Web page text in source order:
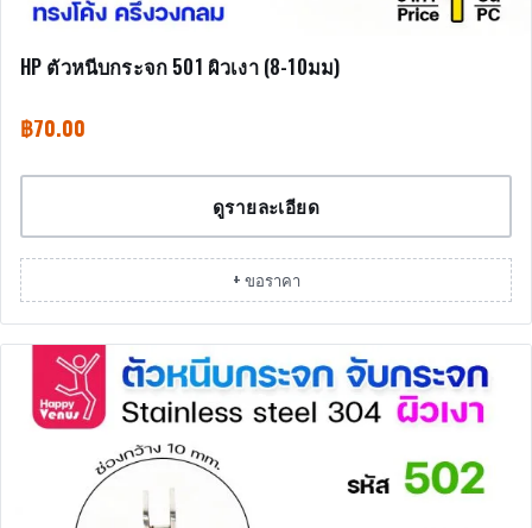
HP ตัวหนีบกระจก 501 ผิวเงา (8-10มม)
฿70.00
ดูรายละเอียด
+ ขอราคา